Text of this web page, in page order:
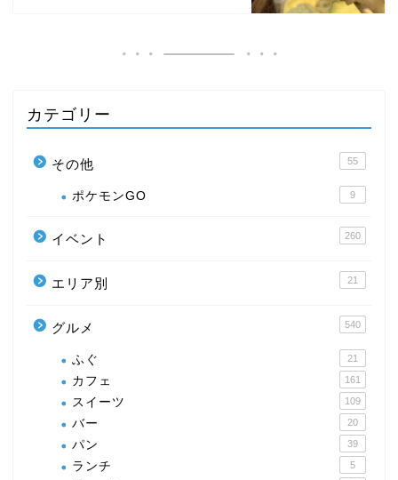
カテゴリー
その他 55
ポケモンGO 9
イベント 260
エリア別 21
グルメ 540
ふぐ 21
カフェ 161
スイーツ 109
バー 20
パン 39
ランチ 5